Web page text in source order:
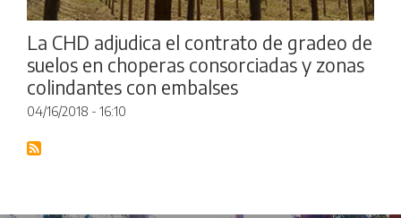
La CHD adjudica el contrato de gradeo de
suelos en choperas consorciadas y zonas
colindantes con embalses
04/16/2018 - 16:10